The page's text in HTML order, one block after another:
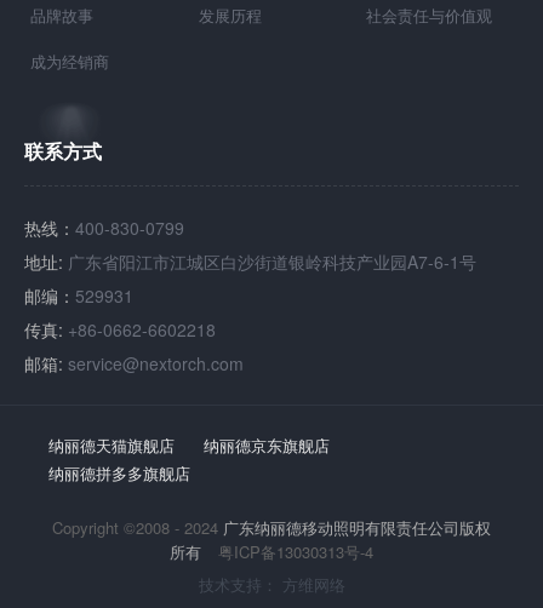
品牌故事 发展历程 社会责任与价值观
成为经销商
联系方式
热线： 400-830-0799
地址: 广东省阳江市江城区白沙街道银岭科技产业园A7-6-1号
邮编： 529931
传真: +86-0662-6602218
邮箱: service@nextorch.com
纳丽德天猫旗舰店
纳丽德京东旗舰店
纳丽德拼多多旗舰店
Copyright ©2008 - 2024 广东纳丽德移动照明有限责任公司版权
所有
粤ICP备13030313号-4
技术支持： 方维网络